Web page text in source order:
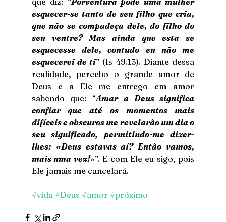
esquecer-se tanto de seu filho que cria,
que não se compadeça dele, do filho do
seu ventre? Mas ainda que esta se
esquecesse dele, contudo eu não me
esquecerei de ti” (Is 49.15). Diante dessa
realidade, percebo o grande amor de
Deus e a Ele me entrego em amor
sabendo que: “Amar a Deus significa
confiar que até os momentos mais
difíceis e obscuros me revelarão um dia o
seu significado, permitindo-me dizer-
lhes: «Deus estavas aí? Então vamos,
mais uma vez!»”. E com Ele eu sigo, pois
Ele jamais me cancelará.
#vida #Deus #amor #próximo